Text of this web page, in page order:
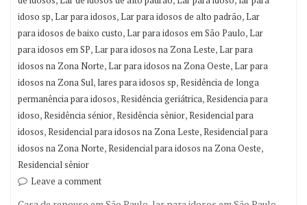
idoso sp,Lar para idosos,Lar para idosos de alto padrão,Lar
para idosos de baixo custo,Lar para idosos em São Paulo,Lar
para idosos em SP,Lar para idosos na Zona Leste,Lar para
idosos na Zona Norte,Lar para idosos na Zona Oeste,Lar para
idosos na Zona Sul, lares para idosos sp,Residência de longa
permanência para idosos,Residência geriátrica,Residencia para
idoso,Residência sénior,Residência sênior,Residencial para
idosos,Residencial para idosos na Zona Leste,Residencial para
idosos na Zona Norte,Residencial para idosos na Zona Oeste,
Residencial sênior
Leave a comment